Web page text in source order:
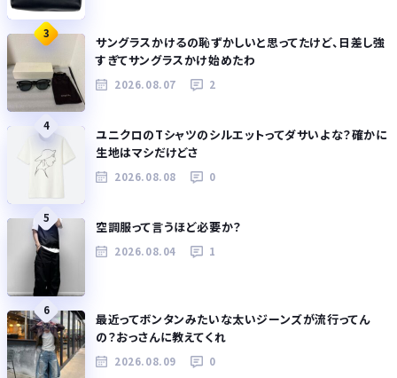
3
サングラスかけるの恥ずかしいと思ってたけど、日差し強
すぎてサングラスかけ始めたわ
2026.08.07 2
4
ユニクロのTシャツのシルエットってダサいよな？確かに
生地はマシだけどさ
2026.08.08 0
5
空調服って言うほど必要か？
2026.08.04 1
6
最近ってボンタンみたいな太いジーンズが流行ってん
の？おっさんに教えてくれ
2026.08.09 0